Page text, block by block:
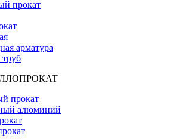
прокат
арматура
прокат
алюминий